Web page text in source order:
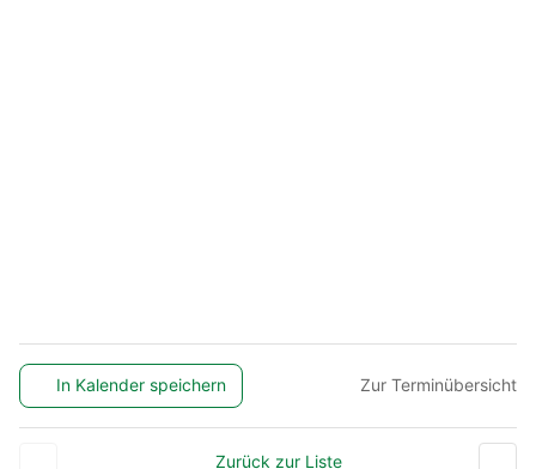
In Kalender speichern Zur Terminübersicht
Zurück zur Liste